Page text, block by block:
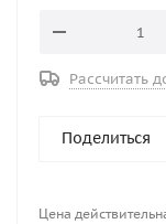
Рассчитать
Поделиться
Цена